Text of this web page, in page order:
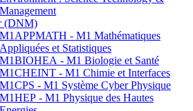
Management
(DNM)
M1APPMATH - M1 Mathématiques
Appliquées et Statistiques
M1BIOHEA - M1 Biologie et Santé
M1CHEINT - M1 Chimie et Interfaces
M1CPS - M1 Système Cyber Physique
M1HEP - M1 Physique des Hautes